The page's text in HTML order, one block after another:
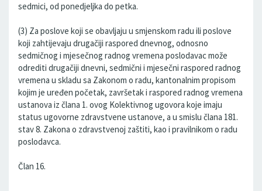
sedmici, od ponedjeljka do petka.
(3) Za poslove koji se obavljaju u smjenskom radu ili poslove
koji zahtijevaju drugačiji raspored dnevnog, odnosno
sedmičnog i mjesečnog radnog vremena poslodavac može
odrediti drugačiji dnevni, sedmični i mjesečni raspored radnog
vremena u skladu sa Zakonom o radu, kantonalnim propisom
kojim je uređen početak, završetak i raspored radnog vremena
ustanova iz člana 1. ovog Kolektivnog ugovora koje imaju
status ugovorne zdravstvene ustanove, a u smislu člana 181.
stav 8. Zakona o zdravstvenoj zaštiti, kao i pravilnikom o radu
poslodavca.
Član 16.